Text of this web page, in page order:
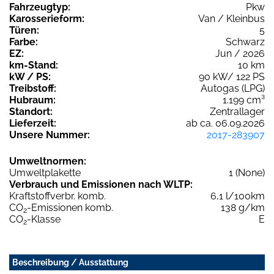
Fahrzeugtyp:
Pkw
Karosserieform:
Van / Kleinbus
Türen:
5
Farbe:
Schwarz
EZ:
Jun / 2026
km-Stand:
10 km
kW / PS:
90 kW/ 122 PS
Treibstoff:
Autogas (LPG)
Hubraum:
1.199 cm³
Standort:
Zentrallager
Lieferzeit:
ab ca. 06.09.2026
Unsere Nummer:
2017-283907
Umweltnormen:
Umweltplakette
1 (None)
Verbrauch und Emissionen nach WLTP:
Kraftstoffverbr. komb.
6,1 l/100km
CO2-Emissionen komb.
138 g/km
CO2-Klasse E
Beschreibung / Ausstattung